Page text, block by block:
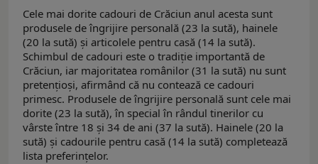
Cele mai dorite cadouri de Crăciun anul acesta sunt
produsele de îngrijire personală (23 la sută), hainele
(20 la sută) şi articolele pentru casă (14 la sută).
Schimbul de cadouri este o tradiţie importantă de
Crăciun, iar majoritatea românilor (31 la sută) nu sunt
pretenţioşi, afirmând că nu contează ce cadouri
primesc. Produsele de îngrijire personală sunt cele mai
dorite (23 la sută), în special în rândul tinerilor cu
vârste între 18 şi 34 de ani (37 la sută). Hainele (20 la
sută) şi cadourile pentru casă (14 la sută) completează
lista preferinţelor.